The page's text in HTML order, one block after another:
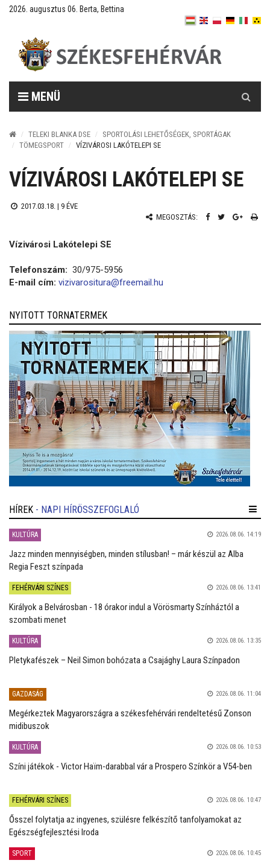
2026. augusztus 06. Berta, Bettina
MENÜ
TELEKI BLANKA DSE
SPORTOLÁSI LEHETŐSÉGEK, SPORTÁGAK
TÖMEGSPORT
VÍZIVÁROSI LAKÓTELEPI SE
VÍZIVÁROSI LAKÓTELEPI SE
2017.03.18. | 9 ÉVE
MEGOSZTÁS:
Vízivárosi Lakótelepi SE
Telefonszám: 30/975-5956
E-mail cím: vizivarositura@freemail.hu
NYITOTT TORNATERMEK
HÍREK - NAPI HÍRÖSSZEFOGLALÓ
KULTÚRA 2026.08.06. 14:19
Jazz minden mennyiségben, minden stílusban! – már készül az Alba
Regia Feszt színpada
FEHÉRVÁRI SZÍNES 2026.08.06. 13:41
Királyok a Belvárosban - 18 órakor indul a Vörösmarty Színháztól a
szombati menet
KULTÚRA 2026.08.06. 13:35
Pletykafészek – Neil Simon bohózata a Csajághy Laura Színpadon
GAZDASÁG 2026.08.06. 11:04
Megérkeztek Magyarországra a székesfehérvári rendeltetésű Zonson
midibuszok
KULTÚRA 2026.08.06. 10:53
Színi játékok - Victor Haïm-darabbal vár a Prospero Színkör a V54-ben
FEHÉRVÁRI SZÍNES 2026.08.06. 10:47
Ősszel folytatja az ingyenes, szülésre felkészítő tanfolyamokat az
Egészségfejlesztési Iroda
SPORT 2026.08.06. 10:45